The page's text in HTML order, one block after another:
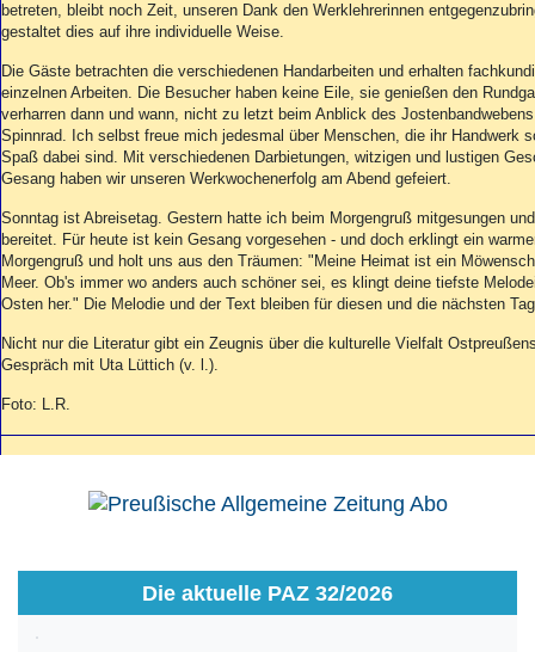
betreten, bleibt noch Zeit, unseren Dank den Werklehrerinnen
gestaltet dies auf ihre individuelle Weise.
Die Gäste betrachten die verschiedenen Handarbeiten und erhalten
einzelnen Arbeiten. Die Besucher haben keine Eile, sie genießen den
verharren dann und wann, nicht zu letzt beim Anblick des
Spinnrad. Ich selbst freue mich jedesmal über Menschen, die ihr Handwerk
Spaß dabei sind. Mit verschiedenen Darbietungen, witzigen und lustigen
Gesang haben wir unseren Werkwochenerfolg am Abend gefeiert.
Sonntag ist Abreisetag. Gestern hatte ich beim Morgengruß mitgesungen
bereitet. Für heute ist kein Gesang vorgesehen - und doch erklingt ein
Morgengruß und holt uns aus den Träumen: "Meine Heimat ist ein
Meer. Ob's immer wo anders auch schöner sei, es klingt deine tiefste
Osten her." Die Melodie und der Text bleiben für diesen und die nächsten
Nicht nur die Literatur gibt ein Zeugnis über die kulturelle Vielfalt
Gespräch mit Uta Lüttich (v. l.).
Foto: L.R.
Die aktuelle PAZ 32/2026